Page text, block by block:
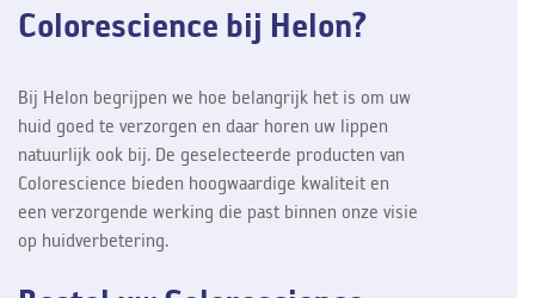
Colorescience bij Helon?
Bij Helon begrijpen we hoe belangrijk het is om uw
huid goed te verzorgen en daar horen uw lippen
natuurlijk ook bij. De geselecteerde producten van
Colorescience bieden hoogwaardige kwaliteit en
een verzorgende werking die past binnen onze visie
op huidverbetering.